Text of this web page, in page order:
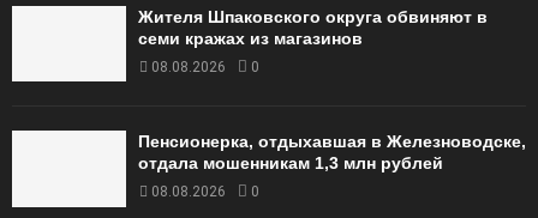
Жителя Шпаковского округа обвиняют в
семи кражах из магазинов
08.08.2026 0
Пенсионерка, отдыхавшая в Железноводске,
отдала мошенникам 1,3 млн рублей
08.08.2026 0